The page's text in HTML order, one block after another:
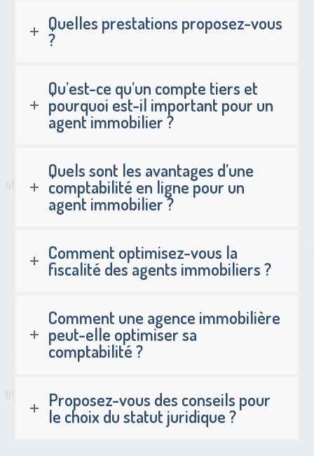
Quelles prestations proposez-vous
?
Qu’est-ce qu’un compte tiers et
pourquoi est-il important pour un
agent immobilier ?
Quels sont les avantages d’une
comptabilité en ligne pour un
agent immobilier ?
Comment optimisez-vous la
fiscalité des agents immobiliers ?
Comment une agence immobilière
peut-elle optimiser sa
comptabilité ?
Proposez-vous des conseils pour
le choix du statut juridique ?